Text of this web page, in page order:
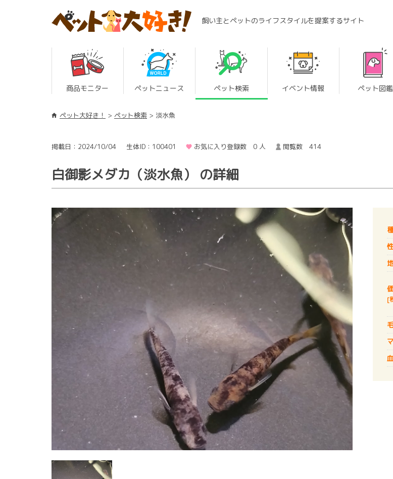
飼い主とペットのライフスタイルを提案するサイト
商品モニター ペットニュース ペット検索 イベント情報 ペット図鑑
ペット大好き！ ペット検索 淡水魚
掲載日：2024/10/04 生体ID：100401 お気に入り登録数 0 人 閲覧数 414
白御影メダカ（淡水魚） の詳細
[